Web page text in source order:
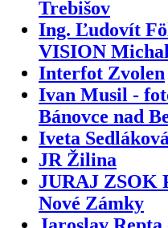
Trebišov
Ing. Ľudovít
VISION
Interfot Zvolen
Ivan Musil -
Bánovce nad
Iveta
JR Žilina
JURAJ ZSOK
Nové Zámky